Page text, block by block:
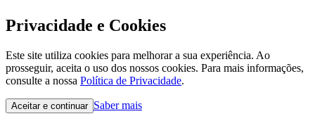
Privacidade e Cookies
Este site utiliza cookies para melhorar a sua experiência. Ao
prosseguir, aceita o uso dos nossos cookies. Para mais informações,
consulte a nossa Política de Privacidade.
Aceitar e continuar Saber mais